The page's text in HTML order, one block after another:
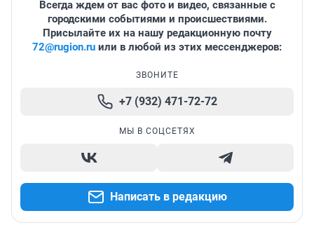
Всегда ждем от вас фото и видео, связанные с
городскими событиями и происшествиями.
Присылайте их на нашу редакционную почту
72@rugion.ru или в любой из этих мессенджеров:
ЗВОНИТЕ
+7 (932) 471-72-72
МЫ В СОЦСЕТЯХ
Написать в редакцию